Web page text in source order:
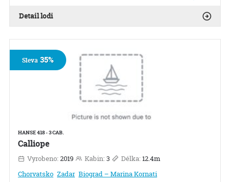
Detail lodi
HANSE 418 - 3 CAB.
Calliope
Vyrobeno: 2019 Kabin: 3 Délka: 12.4m
Chorvatsko Zadar Biograd – Marina Kornati
Sleva35%